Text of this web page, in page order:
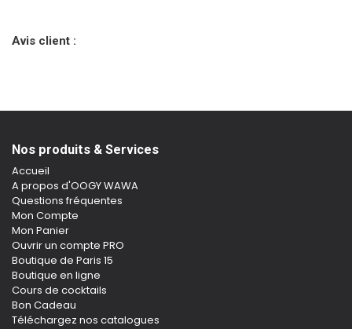
Avis client :
Nos produits & Services
Accueil
A propos d'OOGY WAWA
Questions fréquentes
Mon Compte
Mon Panier
Ouvrir un compte PRO
Boutique de Paris 15
Boutique en ligne
Cours de cocktails
Bon Cadeau
Téléchargez nos catalogues